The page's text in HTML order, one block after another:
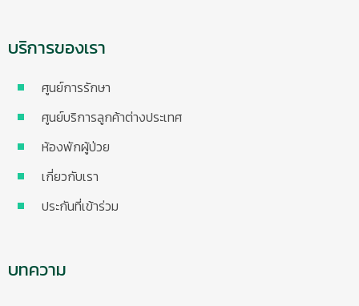
บริการของเรา
ศูนย์การรักษา
ศูนย์บริการลูกค้าต่างประเทศ
ห้องพักผู้ป่วย
เกี่ยวกับเรา
ประกันที่เข้าร่วม
บทความ